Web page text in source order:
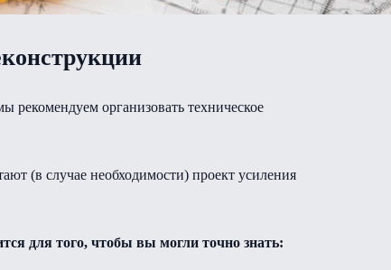
организовать техническое
(в случае необходимости) проект усиления
для того, чтобы вы могли точно знать: